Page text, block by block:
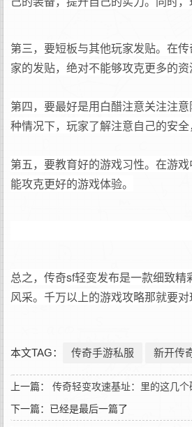
第三，要短板与其他玩家发贴。在
家的发贴，绝对不能够攻克更多的
第四，要最好是用白醋注意关注注
种情况下，玩家了解注意自己的安
第五，要教育好的游戏习性。在游
能攻克更好的游戏体验。
总之，传奇sf轻变发布是一款细致
风采。千万以上的游戏攻略那就要
本文TAG： 传奇手游私服 新开传
上一篇： 传奇轻变攻速基址：里的这几个
下一篇：已经是最后一篇了